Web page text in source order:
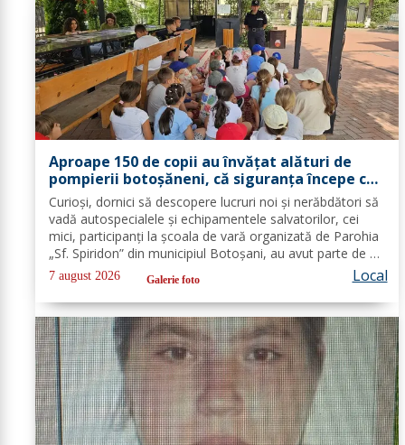
Aproape 150 de copii au învățat alături de
pompierii botoșăneni, că siguranța începe cu
un gest simplu
Curioși, dornici să descopere lucruri noi și nerăbdători să
vadă autospecialele și echipamentele salvatorilor, cei
mici, participanți la școala de vară organizată de Parohia
„Sf. Spiridon” din municipiul Botoșani, au avut parte de o
întâlnire interactivă despre prevenirea situațiilor de
urgență și...
7 august 2026 Galerie foto Local